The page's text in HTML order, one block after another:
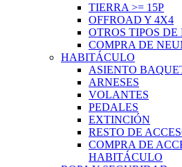
TIERRA >= 15P
OFFROAD Y 4X4
OTROS TIPOS
COMPRA DE
HABITÁCULO
ASIENTO
ARNESES
VOLANTES
PEDALES
EXTINCIÓN
RESTO DE
COMPRA DE
HABITÁCULO